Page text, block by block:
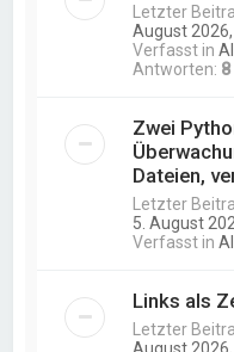
Letzter
August
Verfasst in
Antworten: 8
Zwei
Dateien,
Letzter
5. August
Verfasst in
Links als
Letzter